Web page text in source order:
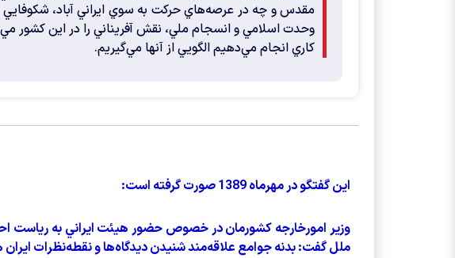
مقدس و چه در عرصه‌هاي حركت به سوي ايراني آباد،
وحدت اسلامي و انسجام ملي، نقش آفريناني را در اين كشور
كاري انجام مي‌دهيم الگويي از آنها مي‌گيريم.
این گفتگو در مهرماه 1389 صورت گرفته است:
وزير امورخارجه كشورمان در خصوص حضور هيئت ايراني به
ملل گفت: بدنه جوامع علاقه‌مند شنيدن ديدگاه‌ها و نقطه‌نظرات